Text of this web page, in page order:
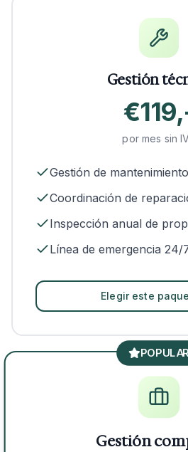
Gestión
por mes sin
Gestión de mantenimiento
Coordinación de
Inspección anual de
Línea de emergencia 24/
Elegir este
POPULAR
Gestión